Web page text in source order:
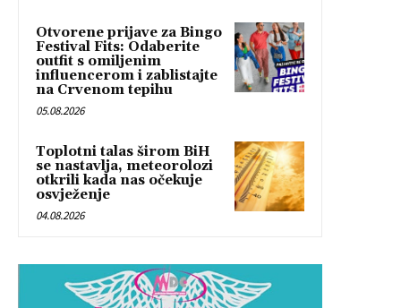
Otvorene prijave za Bingo
Festival Fits: Odaberite
outfit s omiljenim
influencerom i zablistajte
na Crvenom tepihu
05.08.2026
Toplotni talas širom BiH
se nastavlja, meteorolozi
otkrili kada nas očekuje
osvježenje
04.08.2026